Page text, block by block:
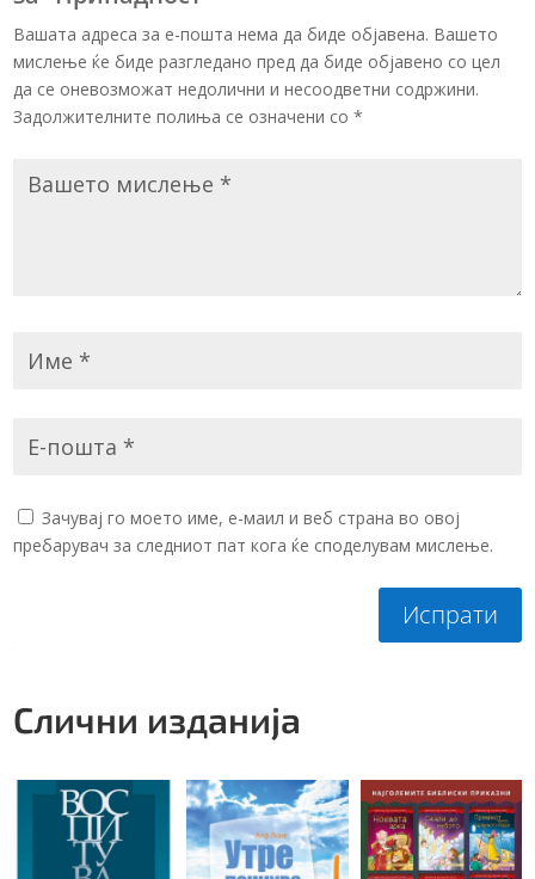
Вашата адреса за е-пошта нема да биде објавена. Вашето
мислење ќе биде разгледано пред да биде објавено со цел
да се оневозможат недолични и несоодветни содржини.
Задолжителните полиња се означени со*
Зачувај го моето име, е-маил и веб страна во овој
пребарувач за следниот пат кога ќе споделувам мислење.
Испрати
Слични изданија